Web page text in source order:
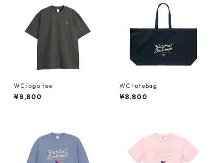
WC logo tee
¥8,800
WC totebag
¥8,800